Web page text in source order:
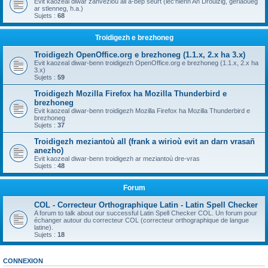
ar stlenneg, h.a.)
Sujets : 68
Troidigezh e brezhoneg
Troidigezh OpenOffice.org e brezhoneg (1.1.x, 2.x ha 3.x)
Evit kaozeal diwar-benn troidigezh OpenOffice.org e brezhoneg (1.1.x, 2.x ha
3.x)
Sujets : 59
Troidigezh Mozilla Firefox ha Mozilla Thunderbird e
brezhoneg
Evit kaozeal diwar-benn troidigezh Mozilla Firefox ha Mozilla Thunderbird e
brezhoneg
Sujets : 37
Troidigezh meziantoù all (frank a wirioù evit an darn vrasañ
anezho)
Evit kaozeal diwar-benn troidigezh ar meziantoù dre-vras
Sujets : 48
Forum
COL - Correcteur Orthographique Latin - Latin Spell Checker
A forum to talk about our successful Latin Spell Checker COL. Un forum pour
échanger autour du correcteur COL (correcteur orthographique de langue
latine).
Sujets : 18
CONNEXION